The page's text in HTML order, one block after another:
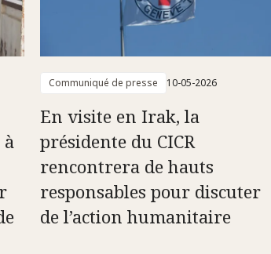
Communiqué de presse 10-05-2026
En visite en Irak, la
présidente du CICR
rencontrera de hauts
responsables pour discuter
de l’action humanitaire